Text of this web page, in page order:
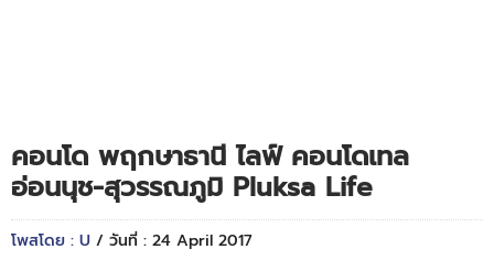
คอนโด พฤกษาธานี ไลฟ์ คอนโดเทล
อ่อนนุช-สุวรรณภูมิ Pluksa Life
โพสโดย : U / วันที่ : 24 April 2017